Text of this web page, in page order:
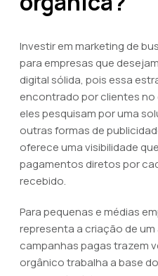
Investir em marketing de
para empresas que
digital sólida, pois essa
encontrado por clientes
eles pesquisam por uma
outras formas de
oferece uma visibilidade
pagamentos diretos por
recebido.
Para pequenas e médias
representa a criação de
campanhas pagas trazem
orgânico trabalha a base